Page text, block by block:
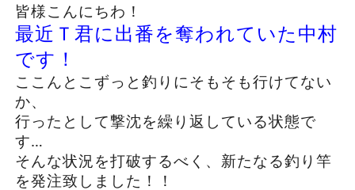
皆様こんにちわ！
最近Ｔ君に出番を奪われていた中村
です！
ここんとこずっと釣りにそもそも行けてない
か、
行ったとして撃沈を繰り返している状態で
す…
そんな状況を打破するべく、新たなる釣り竿
を発注致しました！！